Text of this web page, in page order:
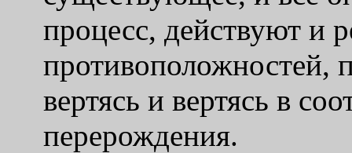
процесс, действуют и
противоположностей,
вертясь и вертясь в
перерождения.